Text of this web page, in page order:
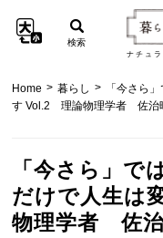
ナチュ
検索
Home > 暮らし >
「今さら
す Vol.2 理論物理学者 佐治
「今さら」で
だけで人生は
物理学者 佐